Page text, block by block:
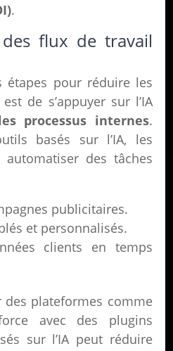
.
flux de travail
étapes pour réduire les
de s’appuyer sur l’IA
processus internes.
basés sur l’IA, les
automatiser des tâches
publicitaires.
et personnalisés.
clients en temps
des plateformes comme
avec des plugins
sur l’IA peut réduire